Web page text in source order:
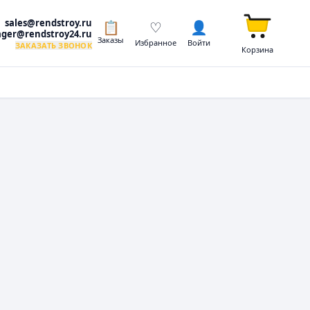
sales@rendstroy.ru
ЗАКАЗАТЬ ЗВОНОК
📋
Заказы
♡
Избранное
👤
Войти
Корзина